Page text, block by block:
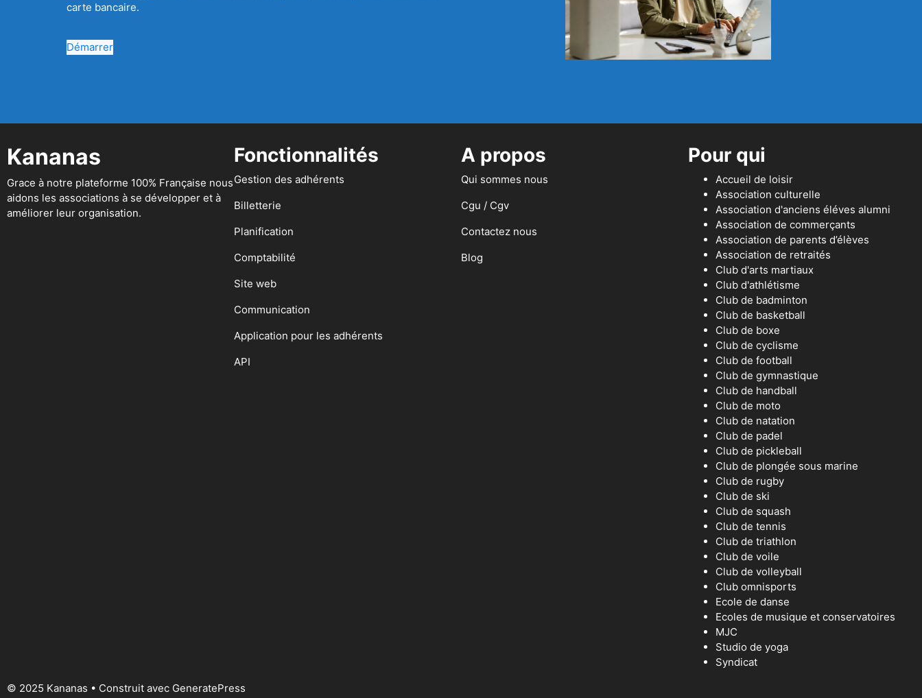
carte bancaire.
Démarrer
Kananas
Grace à notre plateforme 100% Française nous
aidons les associations à se développer et à
améliorer leur organisation.
Fonctionnalités
Gestion des adhérents
Billetterie
Planification
Comptabilité
Site web
Communication
Application pour les adhérents
API
A propos
Qui sommes nous
Cgu / Cgv
Contactez nous
Blog
Pour qui
Accueil de loisir
Association culturelle
Association d'anciens éléves alumni
Association de commerçants
Association de parents d’élèves
Association de retraités
Club d'arts martiaux
Club d'athlétisme
Club de badminton
Club de basketball
Club de boxe
Club de cyclisme
Club de football
Club de gymnastique
Club de handball
Club de moto
Club de natation
Club de padel
Club de pickleball
Club de plongée sous marine
Club de rugby
Club de ski
Club de squash
Club de tennis
Club de triathlon
Club de voile
Club de volleyball
Club omnisports
Ecole de danse
Ecoles de musique et conservatoires
MJC
Studio de yoga
Syndicat
© 2025 Kananas • Construit avec GeneratePress